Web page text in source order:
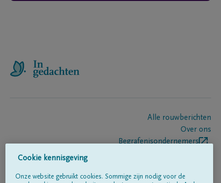
Alle rouwberichten
Over ons
Begrafenisondernemers
Cookie kennisgeving
Onze website gebruikt cookies. Sommige zijn nodig voor de